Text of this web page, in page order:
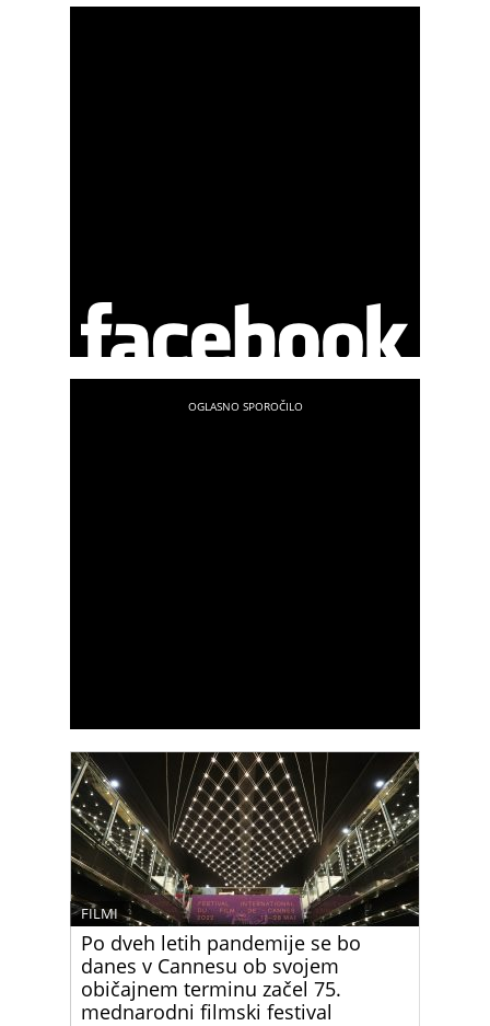
Po dveh letih pandemije se bo
danes v Cannesu ob svojem
običajnem terminu začel 75.
mednarodni filmski festival
FILMI